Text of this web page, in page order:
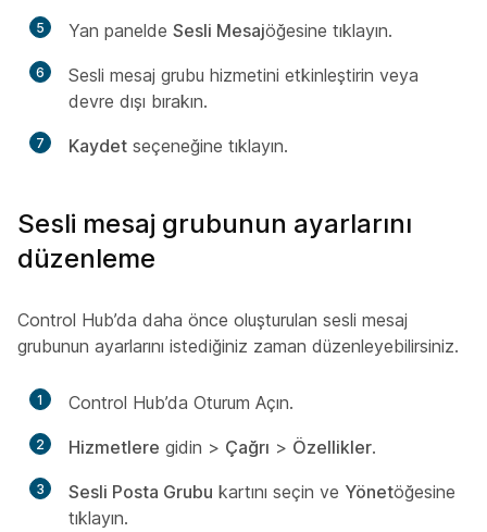
5 Yan panelde Sesli Mesajöğesine tıklayın.
6
Sesli mesaj grubu hizmetini etkinleştirin veya
devre dışı bırakın.
7 Kaydet seçeneğine tıklayın.
Sesli mesaj grubunun ayarlarını
düzenleme
Control Hub’da daha önce oluşturulan sesli mesaj
grubunun ayarlarını istediğiniz zaman düzenleyebilirsiniz.
1 Control Hub’da Oturum Açın.
2 Hizmetlere gidin > Çağrı > Özellikler.
3 Sesli Posta Grubu kartını seçin ve Yönetöğesine
tıklayın.